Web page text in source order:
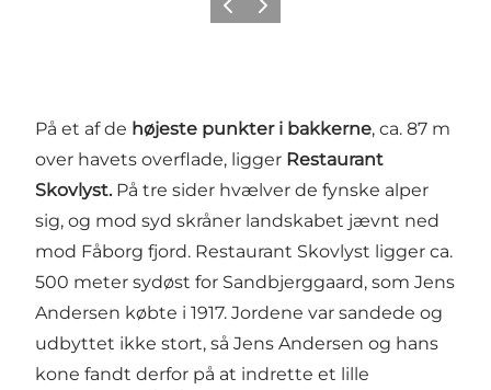
Forrige billede
Næste billede
På et af de højeste punkter i bakkerne, ca. 87 m
over havets overflade, ligger Restaurant
Skovlyst. På tre sider hvælver de fynske alper
sig, og mod syd skråner landskabet jævnt ned
mod Fåborg fjord. Restaurant Skovlyst ligger ca.
500 meter sydøst for Sandbjerggaard, som Jens
Andersen købte i 1917. Jordene var sandede og
udbyttet ikke stort, så Jens Andersen og hans
kone fandt derfor på at indrette et lille